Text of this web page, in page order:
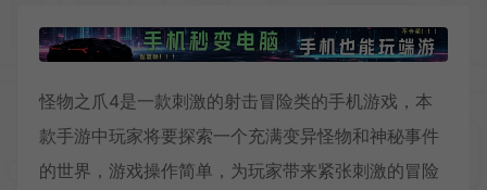
怪物之爪4是一款刺激的射击冒险类的手机游戏，本
款手游中玩家将要探索一个充满变异怪物和神秘事件
的世界，游戏操作简单，为玩家带来紧张刺激的冒险